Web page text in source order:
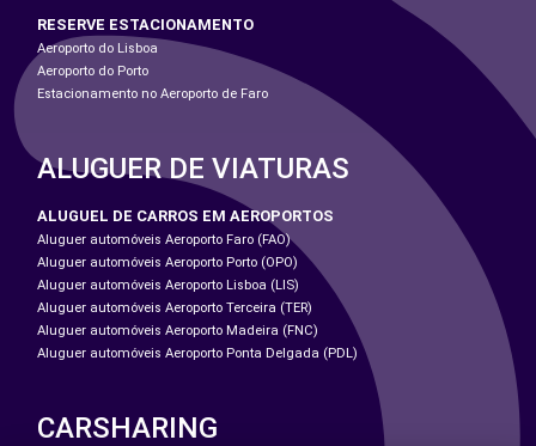
RESERVE ESTACIONAMENTO
Aeroporto do Lisboa
Aeroporto do Porto
Estacionamento no Aeroporto de Faro
ALUGUER DE VIATURAS
ALUGUEL DE CARROS EM AEROPORTOS
Aluguer automóveis Aeroporto Faro (FAO)
Aluguer automóveis Aeroporto Porto (OPO)
Aluguer automóveis Aeroporto Lisboa (LIS)
Aluguer automóveis Aeroporto Terceira (TER)
Aluguer automóveis Aeroporto Madeira (FNC)
Aluguer automóveis Aeroporto Ponta Delgada (PDL)
CARSHARING